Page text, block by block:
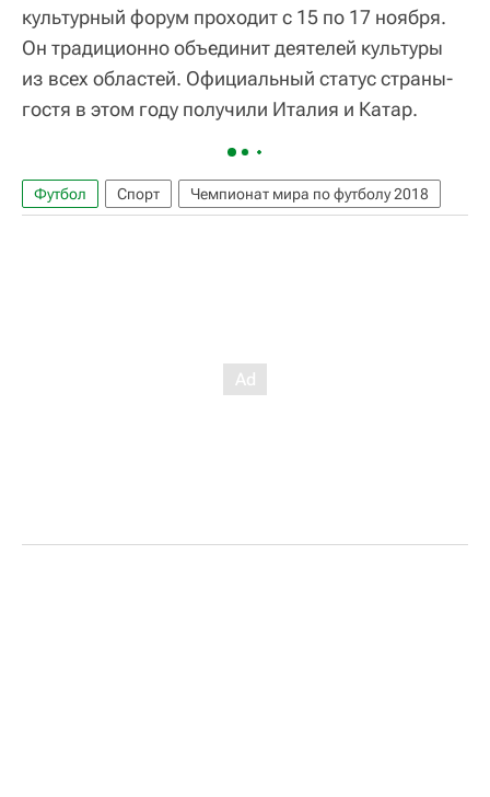
культурный форум проходит с 15 по 17 ноября.
Он традиционно объединит деятелей культуры
из всех областей. Официальный статус страны-
гостя в этом году получили Италия и Катар.
Футбол Спорт Чемпионат мира по футболу 2018